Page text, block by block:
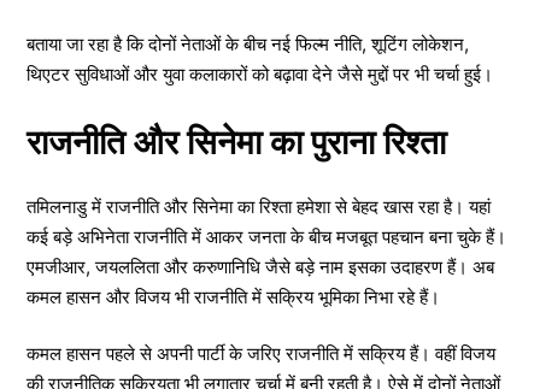
बताया जा रहा है कि दोनों नेताओं के बीच नई फिल्म नीति, शूटिंग लोकेशन,
थिएटर सुविधाओं और युवा कलाकारों को बढ़ावा देने जैसे मुद्दों पर भी चर्चा हुई।
राजनीति और सिनेमा का पुराना रिश्ता
तमिलनाडु में राजनीति और सिनेमा का रिश्ता हमेशा से बेहद खास रहा है। यहां
कई बड़े अभिनेता राजनीति में आकर जनता के बीच मजबूत पहचान बना चुके हैं।
एमजीआर, जयललिता और करुणानिधि जैसे बड़े नाम इसका उदाहरण हैं। अब
कमल हासन और विजय भी राजनीति में सक्रिय भूमिका निभा रहे हैं।
कमल हासन पहले से अपनी पार्टी के जरिए राजनीति में सक्रिय हैं। वहीं विजय
की राजनीतिक सक्रियता भी लगातार चर्चा में बनी रहती है। ऐसे में दोनों नेताओं